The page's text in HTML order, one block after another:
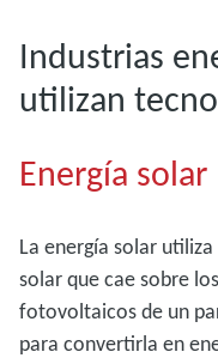
Industrias
utilizan
Energía solar
La energía solar utiliza
solar que cae sobre
fotovoltaicos de un
para convertirla en